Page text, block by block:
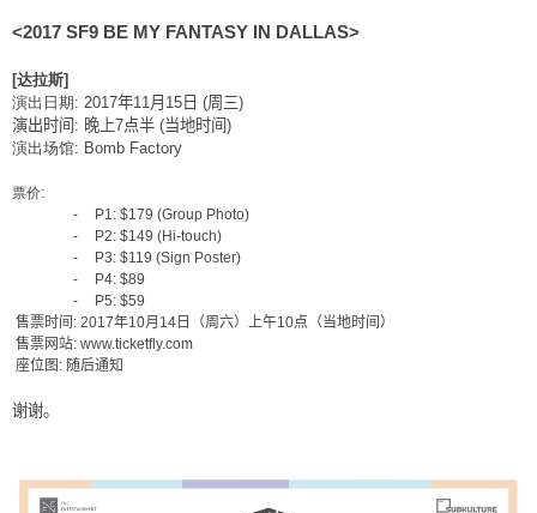
<2017 SF9 BE MY FANTASY IN DALLAS>
[达拉斯]
演出日期: 2017年11 月 15 日 (周三)
演出时间 : 晚上7点半 (当地时间)
演出场馆: Bomb Factory
票价:
-
P1: $179 (Group Photo)
-
P2: $149 (Hi-touch)
-
P3: $119 (Sign Poster)
-
P4: $89
-
P5: $59
售票时间 : 2017年10月 14 日（周六）上午10点（当地时间）
售票网站: www.ticketfly.com
座位图 : 随后通知
谢谢。